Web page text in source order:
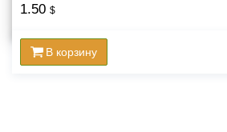
1.50 $
В корзину